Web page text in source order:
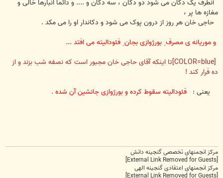
آنطرف یک دکان می شود دو دکان ، سه دکان و .... و دائما انبارها خالی و
مغازه ها پر ،
حاجی خان هر روز از درون پوک می شود و دکاندار او را می مکد .
و موریانه ی مصرف ِ بورژوازی بجان ِ فئودالیته می افتد ...
[COLOR=blue]تا اینکه آقای حاجی خان مجبور است که نصفه شب بزند و از
ده فرار کند !
یعنی : فئودالیته سقوط کرده و بورژوازی جانشین آن شده .
مرکز انجمنهای تخصصی گنجینه دانش
مرکز انجمنهای اعتقادی گنجینه الهی